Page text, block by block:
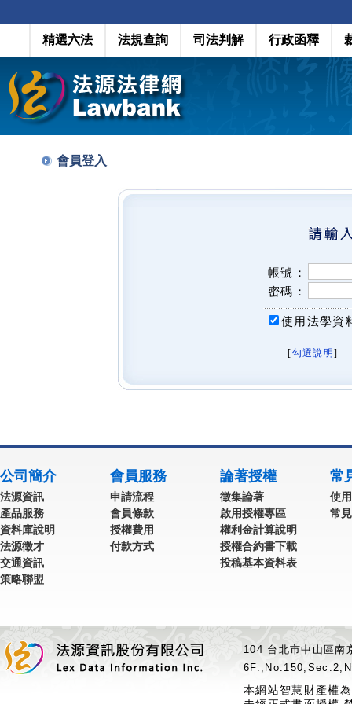
精選六法 法規查詢 司法判解 行政函釋
會員登入
帳號：
密碼：
使用法學資
[勾選說明 ]
公司簡介
法源資訊
產品服務
資料庫說明
法源徵才
交通資訊
策略聯盟
會員服務
申請流程
會員條款
授權費用
付款方式
論著授權
徵集論著
啟用授權專區
權利金計算說明
授權合約書下載
投稿基本資料表
常
使
常
104 台北市中山區
本網站智慧財產權